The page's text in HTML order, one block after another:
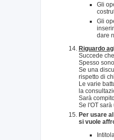
Gli
Gli
dare
Riguardo
Succede
Spesso
Se una
rispetto di
Le varie
la
Sarà
Se l'OT
Per usare
si vuole